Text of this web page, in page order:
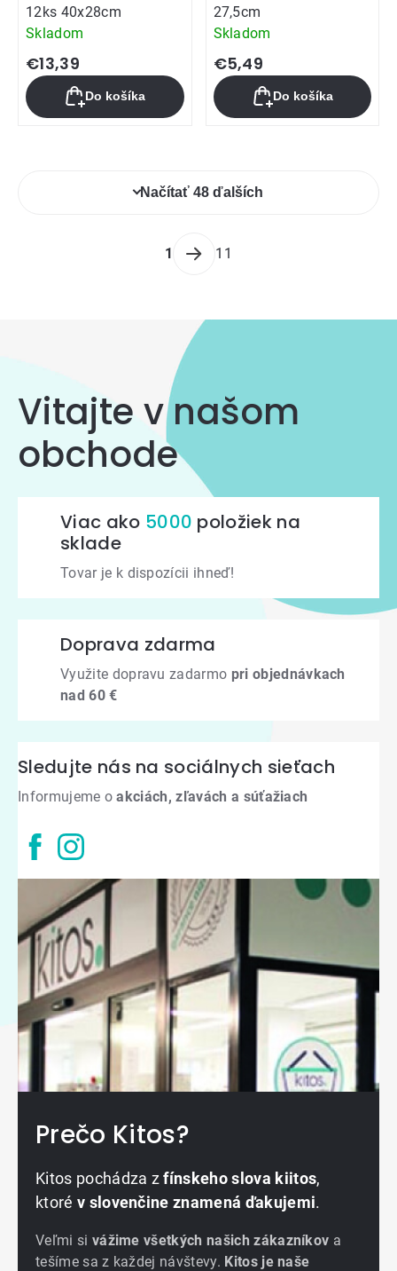
12ks 40x28cm
Skladom
€13,39
Do košíka
27,5cm
Skladom
€5,49
Do košíka
Ovládacie
Načítať 48 ďalších
Stránkovanie
1 11
Vitajte v našom
obchode
Viac ako 5000 položiek na
sklade
Tovar je k dispozícii ihneď!
Doprava zdarma
Využite dopravu zadarmo pri objednávkach
nad 60 €
Sledujte nás na sociálnych sieťach
Informujeme oakciách, zľavách a súťažiach
Prečo Kitos?
Kitos pochádza zfínskeho slova kiitos,
ktoré v slovenčine znamená ďakujemi.
Veľmi si vážime všetkých našich zákazníkov a
tešíme sa z každej návštevy. Kitos je naše